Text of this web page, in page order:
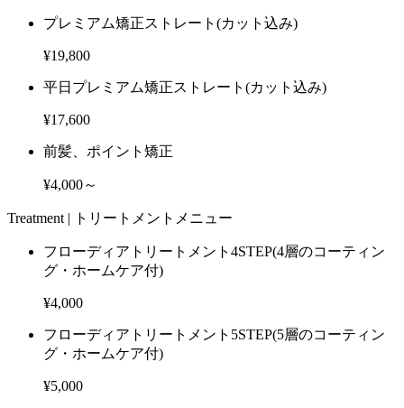
プレミアム矯正ストレート (カット込み)
¥19,800
平日プレミアム矯正ストレート (カット込み)
¥17,600
前髪、ポイント矯正
¥4,000～
Treatment | トリートメントメニュー
フローディアトリートメント4STEP(4層のコーティン
グ・ホームケア付)
¥4,000
フローディアトリートメント5STEP(5層のコーティン
グ・ホームケア付)
¥5,000